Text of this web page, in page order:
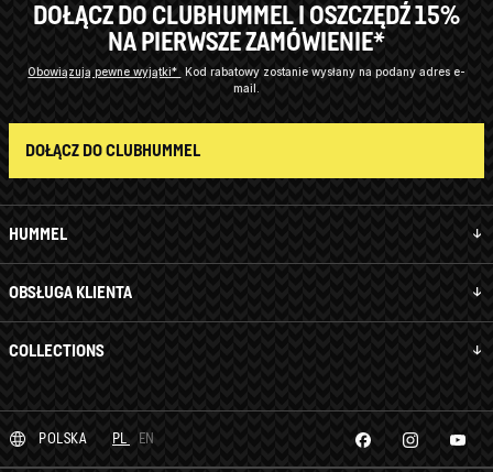
HUMMEL
OBSŁUGA KLIENTA
COLLECTIONS
DOŁĄCZ DO CLUBHUMMEL I OSZCZĘDŹ 15%
NA PIERWSZE ZAMÓWIENIE*
Obowiązują pewne wyjątki*
Kod rabatowy zostanie wysłany na podany adres e-
mail.
DOŁĄCZ DO CLUBHUMMEL
POLSKA PL EN